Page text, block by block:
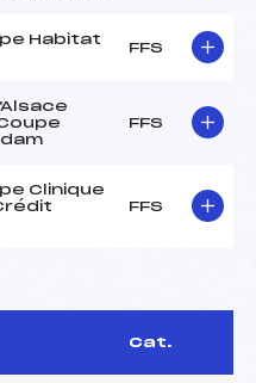
Habitat
FFS
FFS
Clinique
FFS
Cat.